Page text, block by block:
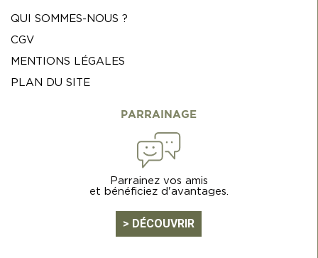
QUI SOMMES-NOUS ?
CGV
MENTIONS LÉGALES
PLAN DU SITE
PARRAINAGE
Parrainez vos amis
et bénéficiez d'avantages.
> DÉCOUVRIR